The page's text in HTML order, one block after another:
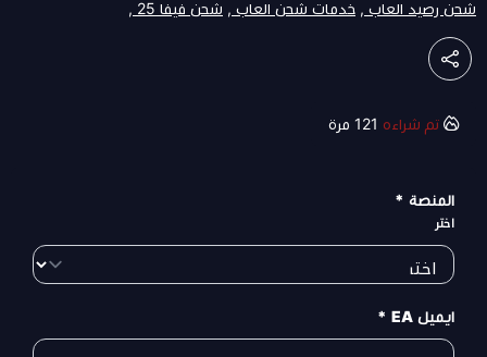
شحن رصيد العاب , خدمات شحن العاب , شحن فيفا 25 ,
تم شراءه 121 مرة
المنصة *
اختر
ايميل EA *